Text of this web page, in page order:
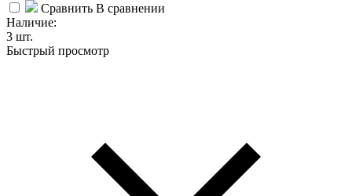
Сравнить В сравнении
Наличие:
3 шт.
Быстрый просмотр